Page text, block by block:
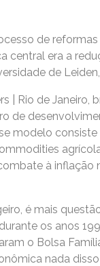
de
central era a
de
| Rio de Janeiro,
de
modelo
à inflação
é mais
os anos
o Bolsa
nada disso